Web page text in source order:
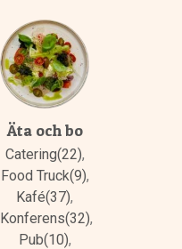
Äta och bo
Catering(22),
Food Truck(9),
Kafé(37),
Konferens(32),
Pub(10),